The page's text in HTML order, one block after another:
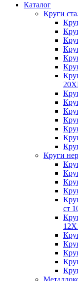
Каталог
Круги
Круги
ст